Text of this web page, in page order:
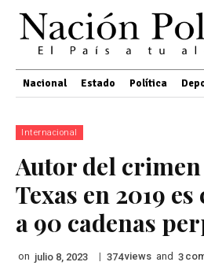
Nacional Estado Política
Internacional
Autor del
Texas en 2019
a 90 cadenas
on julio 8, 2023 | 374views and 3